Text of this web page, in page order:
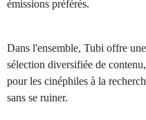
émissions préférés.
Dans l'ensemble, Tubi offre
sélection diversifiée de
pour les cinéphiles à la
sans se ruiner.